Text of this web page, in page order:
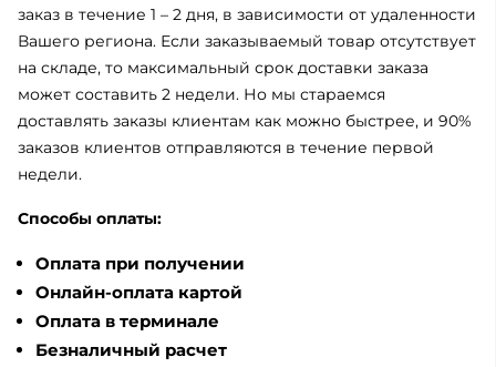
заказ в течение 1 – 2 дня, в зависимости от удаленности
Вашего региона. Если заказываемый товар отсутствует
на складе, то максимальный срок доставки заказа
может составить 2 недели. Но мы стараемся
доставлять заказы клиентам как можно быстрее, и 90%
заказов клиентов отправляются в течение первой
недели.
Способы оплаты:
Оплата при получении
Онлайн-оплата картой
Оплата в терминале
Безналичный расчет